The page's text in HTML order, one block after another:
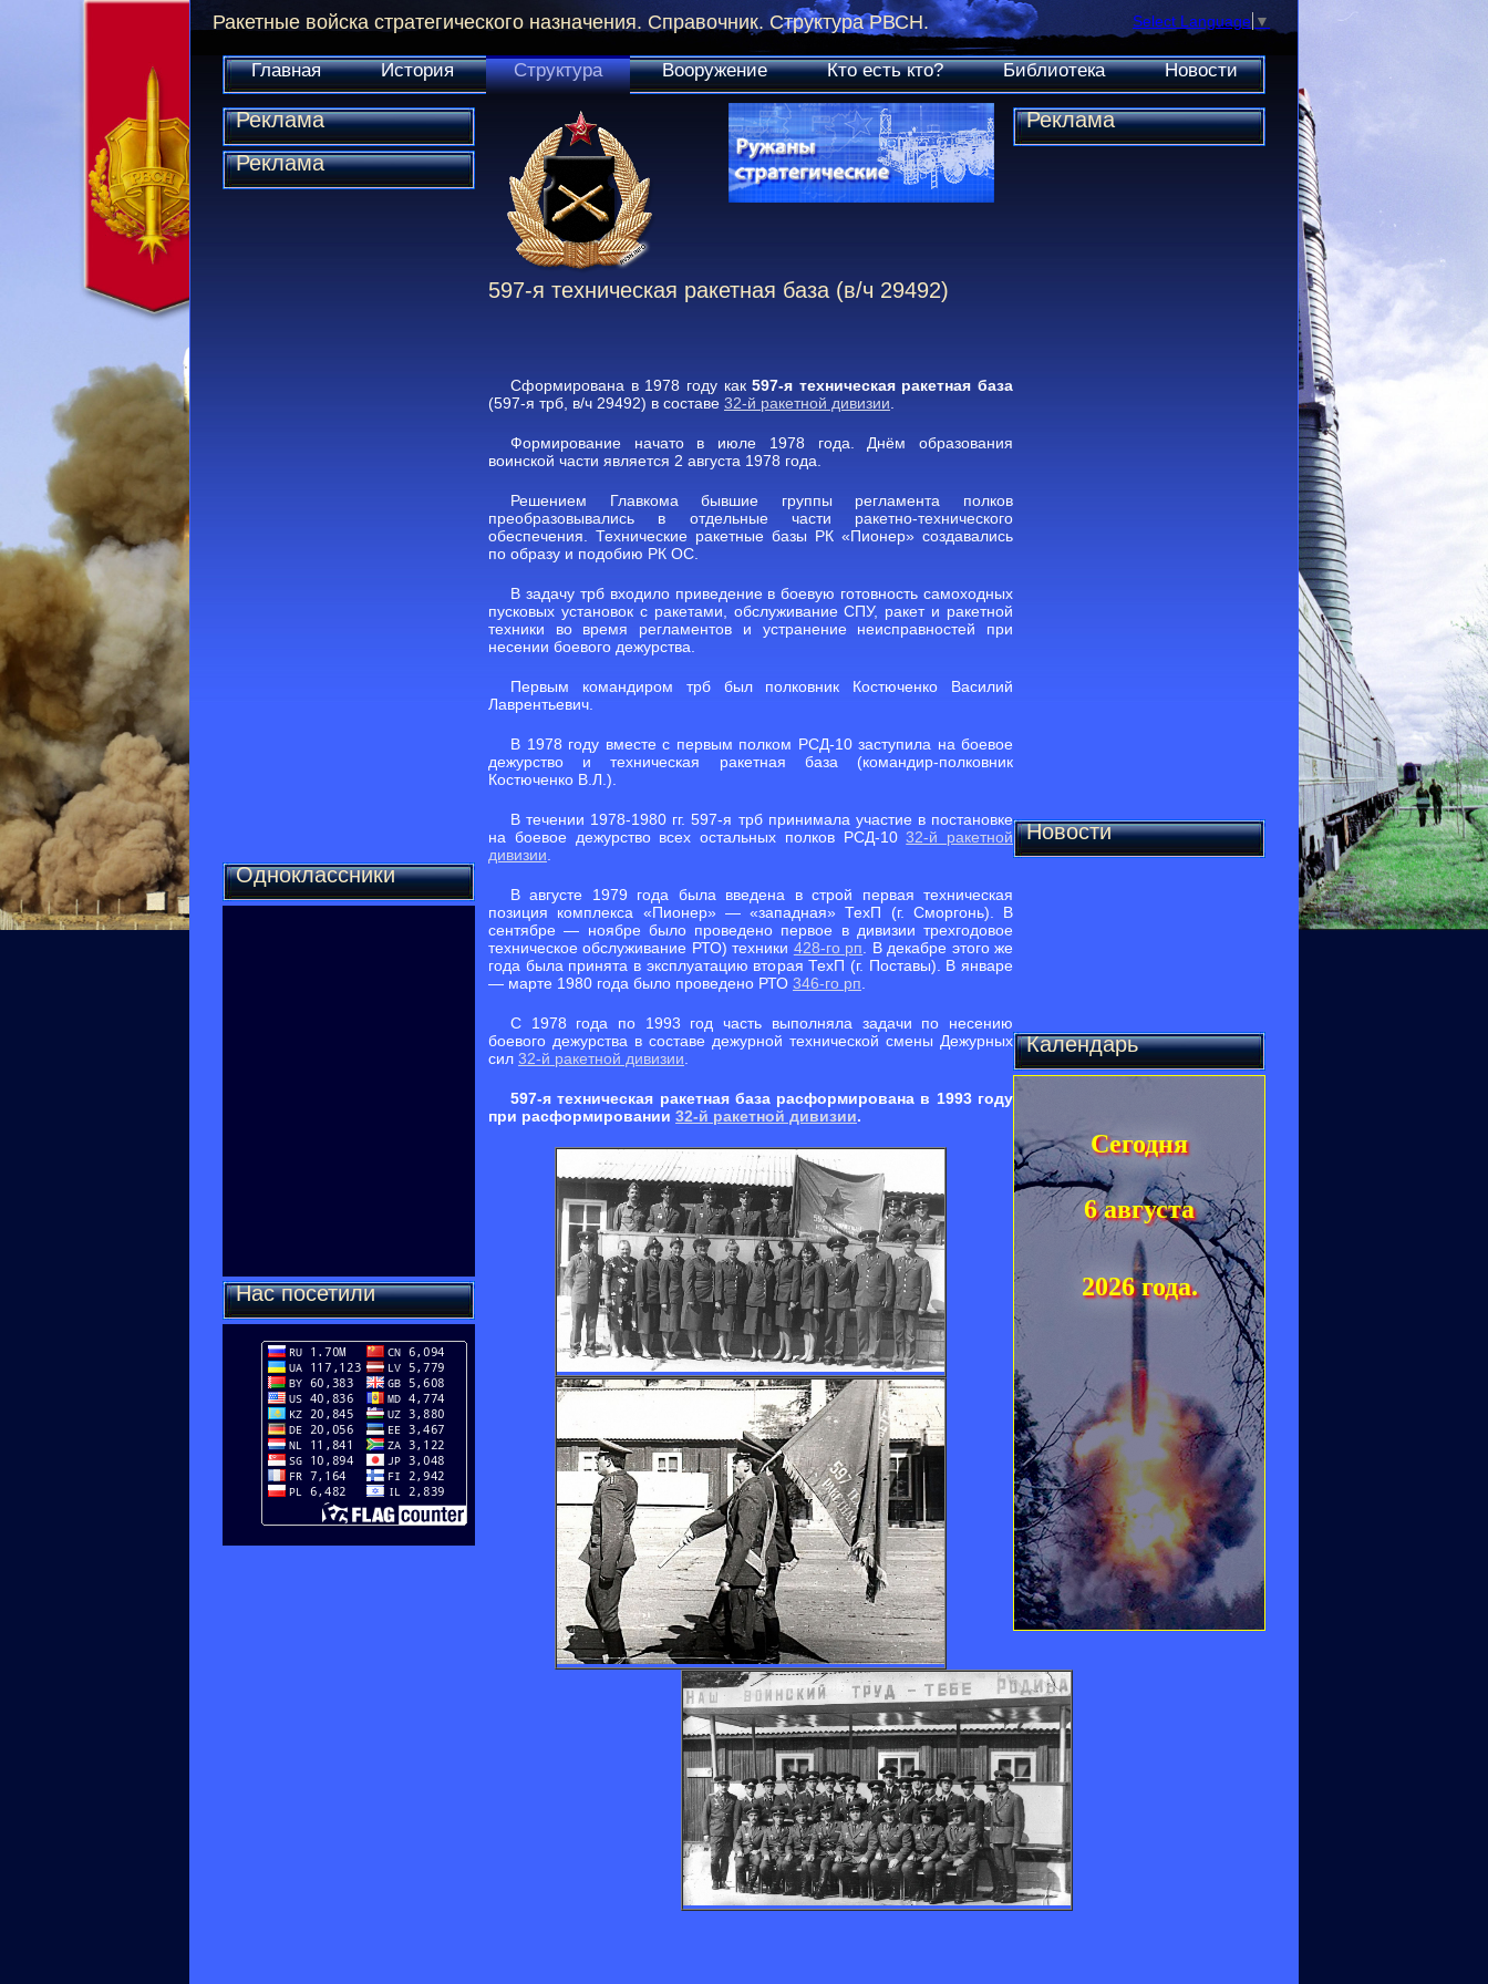
Select Language ▼
Ракетные войска стратегического назначения. Справочник. Структура РВСН.
Главная История Структура Вооружение Кто есть кто? Библиотека Новости
Реклама
Реклама
Одноклассники
Нас посетили
Реклама
Новости
Календарь
Сегодня
6 августа
2026 года.
597-я техническая ракетная база (в/ч 29492)
Сформирована в 1978 году как597-я техническая ракетная база
(597-я трб, в/ч 29492) в составе 32-й ракетной дивизии
Формирование начато в июле 1978 года. Днём образования
воинской части является 2 августа 1978 года.
Решением Главкома бывшие группы регламента полков
преобразовывались в отдельные части ракетно-технического
обеспечения. Технические ракетные базы РК «Пионер» создавались
по образу и подобию РК ОС.
В задачу трб входило приведение в боевую готовность самоходных
пусковых установок с ракетами, обслуживание СПУ, ракет и ракетной
техники во время регламентов и устранение неисправностей при
несении боевого дежурства.
Первым командиром трб был полковник Костюченко Василий
Лаврентьевич.
В 1978 году вместе с первым полком РСД-10 заступила на боевое
дежурство и техническая ракетная база (командир-полковник
Костюченко В.Л.).
В течении 1978-1980 гг. 597-я трб принимала участие в постановке
на боевое дежурство всех остальных полков РСД-1032-й ракетной
дивизии
В августе 1979 года была введена в строй первая техническая
позиция комплекса «Пионер» — «западная» ТехП (г. Сморгонь). В
сентябре — ноябре было проведено первое в дивизии трехгодовое
техническое обслуживание РТО) техники 428-го рп . В декабре этого же
года была принята в эксплуатацию вторая ТехП (г. Поставы). В январе
— марте 1980 года было проведено РТО 346-го рп
С 1978 года по 1993 год часть выполняла задачи по несению
боевого дежурства в составе дежурной технической смены Дежурных
сил 32-й ракетной дивизии
597-я техническая ракетная база расформирована в 1993 году
при расформировании 32-й ракетной дивизии.